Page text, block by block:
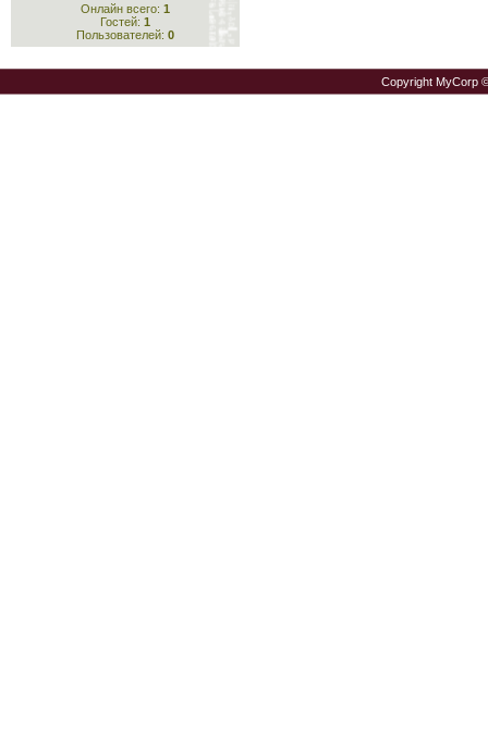
Онлайн всего: 1
Гостей: 1
Пользователей: 0
Copyright MyCorp